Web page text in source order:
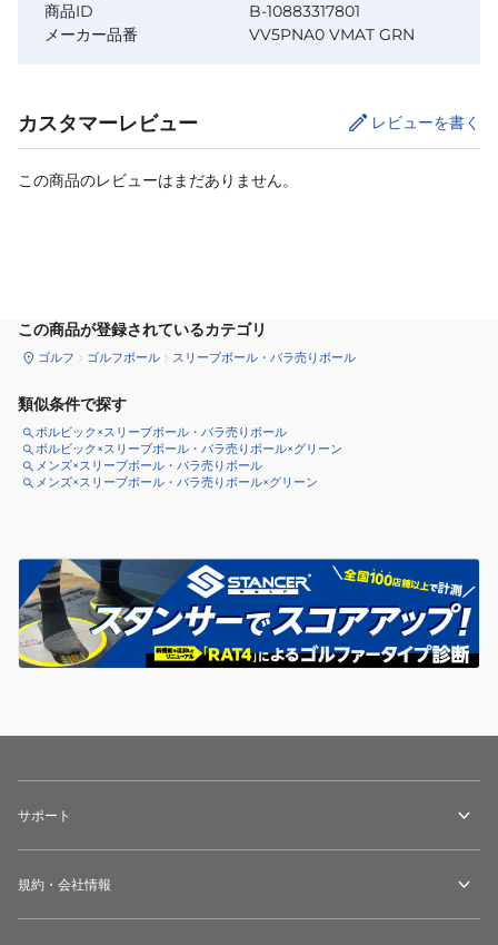
商品ID
B-10883317801
メーカー品番
VV5PNA0 VMAT GRN
カスタマーレビュー レビューを書く
この商品のレビューはまだありません。
この商品が登録されているカテゴリ
ゴルフ ゴルフボール スリーブボール・バラ売りボール
類似条件で探す
ボルビック×スリーブボール・バラ売りボール
ボルビック×スリーブボール・バラ売りボール×グリーン
メンズ×スリーブボール・バラ売りボール
メンズ×スリーブボール・バラ売りボール×グリーン
サポート
規約・会社情報